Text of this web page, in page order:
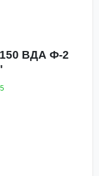
ВДА Ф-2